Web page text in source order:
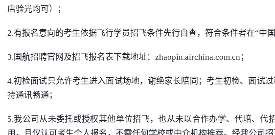
店验光均可）；
2.有报名意向的考生依据飞行学员招飞条件先行自查，符合条件者在“中
3.国航招聘官网及招飞报名表下载地址：zhaopin.airchina.com.cn；
4.初检面试只允许考生进入面试场地，谢绝家长陪同；考生初检、面试
持通讯畅通；
5.我公司从未委托或授权其他单位招飞，也从未以合作办学、代培、代